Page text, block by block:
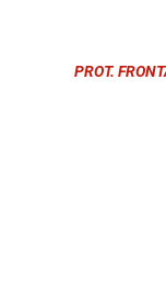
PROT.